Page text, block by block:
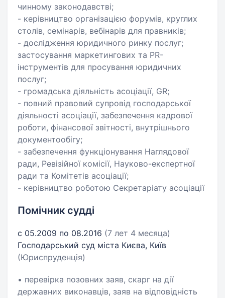
чинному законодавстві;
- керівництво організацією форумів, круглих
столів, семінарів, вебінарів для правників;
- дослідження юридичного ринку послуг;
застосування маркетингових та PR-
інструментів для просування юридичних
послуг;
- громадська діяльність асоціації, GR;
- повний правовий супровід господарської
діяльності асоціації, забезпечення кадрової
роботи, фінансової звітності, внутрішнього
документообігу;
- забезпечення функціонування Наглядової
ради, Ревізійної комісії, Науково-експертної
ради та Комітетів асоціації;
- керівництво роботою Секретаріату асоціації
Помічник судді
с 05.2009 по 08.2016 (7 лет 4 месяца)
Господарський суд міста Києва, Київ
(Юриспруденція)
• перевірка позовних заяв, скарг на дії
державних виконавців, заяв на відповідність